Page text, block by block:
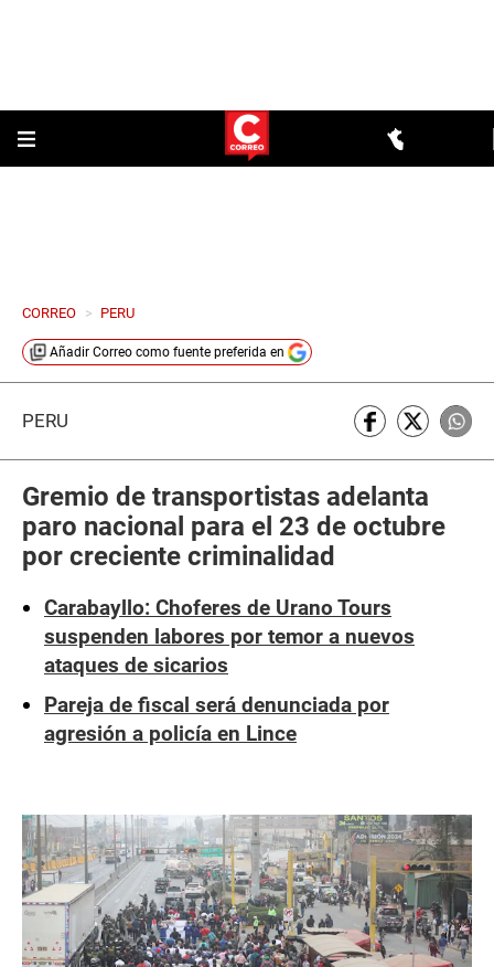
CORREO > PERU
Añadir Correo como fuente preferida en
PERÚ
Gremio de transportistas adelanta
paro nacional para el 23 de octubre
por creciente criminalidad
Carabayllo: Choferes de Urano Tours
suspenden labores por temor a nuevos
ataques de sicarios
Pareja de fiscal será denunciada por
agresión a policía en Lince